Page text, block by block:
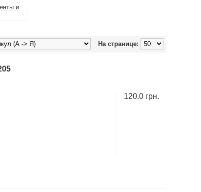
и
На странице:
120.0 грн.